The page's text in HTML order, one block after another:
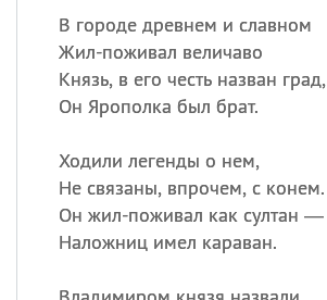
В городе древнем и славном
Жил-поживал величаво
Князь, в его честь назван град,
Он Ярополка был брат.
Ходили легенды о нем,
Не связаны, впрочем, с конем.
Он жил-поживал как султан —
Наложниц имел караван.